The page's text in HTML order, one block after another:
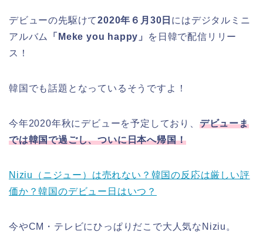
デビューの先駆けて2020年６月30日 にはデジタルミニ
アルバム
「Meke you happy」
を日韓で配信リリー
ス！
韓国でも話題となっているそうですよ！
今年2020年秋にデビューを予定しており、 デビューま
では韓国で過ごし、ついに日本へ帰国！
Niziu（ニジュー）は売れない？韓国の反応は厳しい評
価か？韓国のデビュー日はいつ？
今やCM・テレビにひっぱりだこで大人気なNiziu。